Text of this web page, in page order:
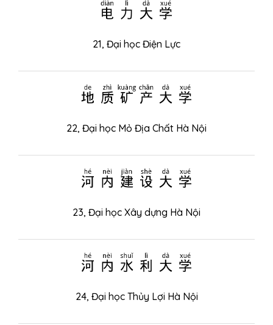
电力大学
21, Đại học Điện Lực
地质矿产大学
22, Đại học Mỏ Địa Chất Hà Nội
河内建设大学
23, Đại học Xây dựng Hà Nội
河内水利大学
24, Đại học Thủy Lợi Hà Nội